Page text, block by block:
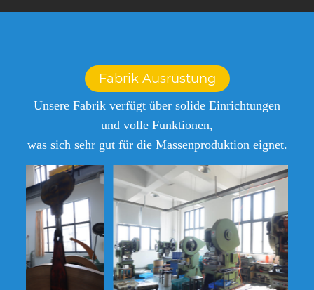
Fabrik Ausrüstung
Unsere Fabrik verfügt über solide Einrichtungen
und volle Funktionen,
was sich sehr gut für die Massenproduktion eignet.